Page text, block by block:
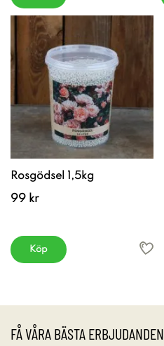
Rosgödsel 1,5kg
99 kr
Köp
FÅ VÅRA BÄSTA